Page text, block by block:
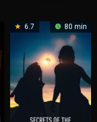
6.7 80 min